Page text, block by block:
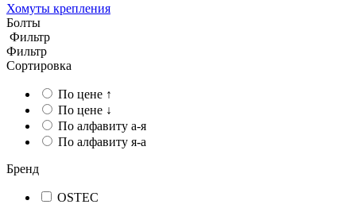
Хомуты крепления
Болты
Фильтр
Фильтр
Сортировка
По цене ↑
По цене ↓
По алфавиту а-я
По алфавиту я-а
Бренд
OSTEC